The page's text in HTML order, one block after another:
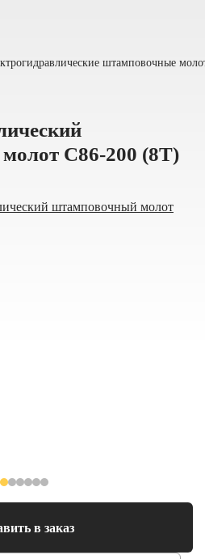
штамповочные
С86-200 (8Т)
в заказ